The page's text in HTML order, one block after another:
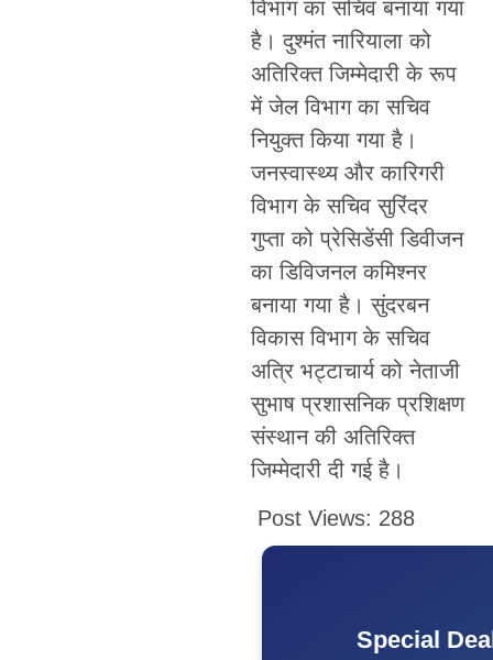
विभाग का सचिव बनाया गया
है। दुश्मंत नारियाला को
अतिरिक्त जिम्मेदारी के रूप
में जेल विभाग का सचिव
नियुक्त किया गया है।
जनस्वास्थ्य और कारिगरी
विभाग के सचिव सुरिंदर
गुप्ता को प्रेसिडेंसी डिवीजन
का डिविजनल कमिश्नर
बनाया गया है। सुंदरबन
विकास विभाग के सचिव
अत्रि भट्टाचार्य को नेताजी
सुभाष प्रशासनिक प्रशिक्षण
संस्थान की अतिरिक्त
जिम्मेदारी दी गई है।
Post Views: 288
Special